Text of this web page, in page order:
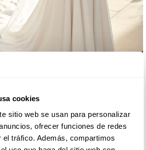
cookies
sitio web se usan para personalizar
ofrecer funciones de redes
el tráfico. Además, compartimos